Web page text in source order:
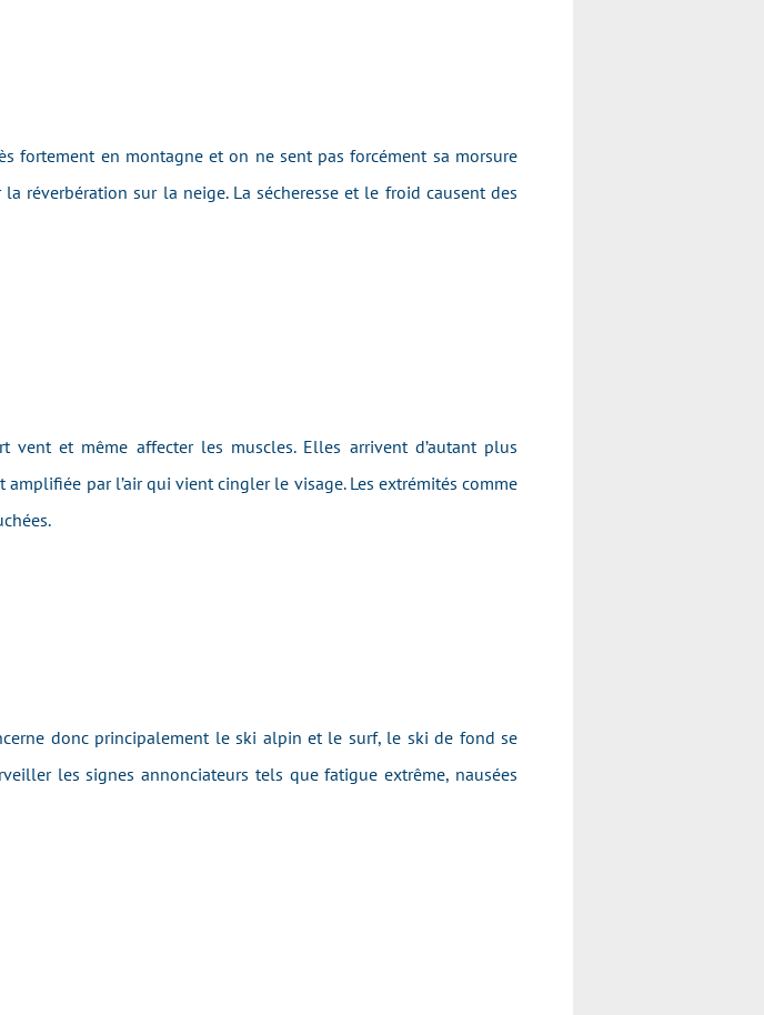
fortement en montagne et on ne sent pas forcément sa morsure
réverbération sur la neige. La sécheresse et le froid causent des
et même affecter les muscles. Elles arrivent d’autant plus
par l’air qui vient cingler le visage. Les extrémités comme
donc principalement le ski alpin et le surf, le ski de fond se
les signes annonciateurs tels que fatigue extrême, nausées